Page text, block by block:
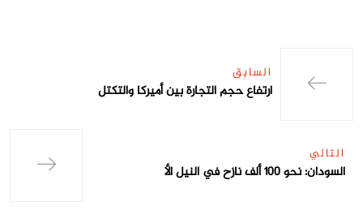
السابق
ارتفاع حجم التجارة بين أميركا والتكتل
التالي
السودان: نحو 100 ألف نازح في النيل الأ